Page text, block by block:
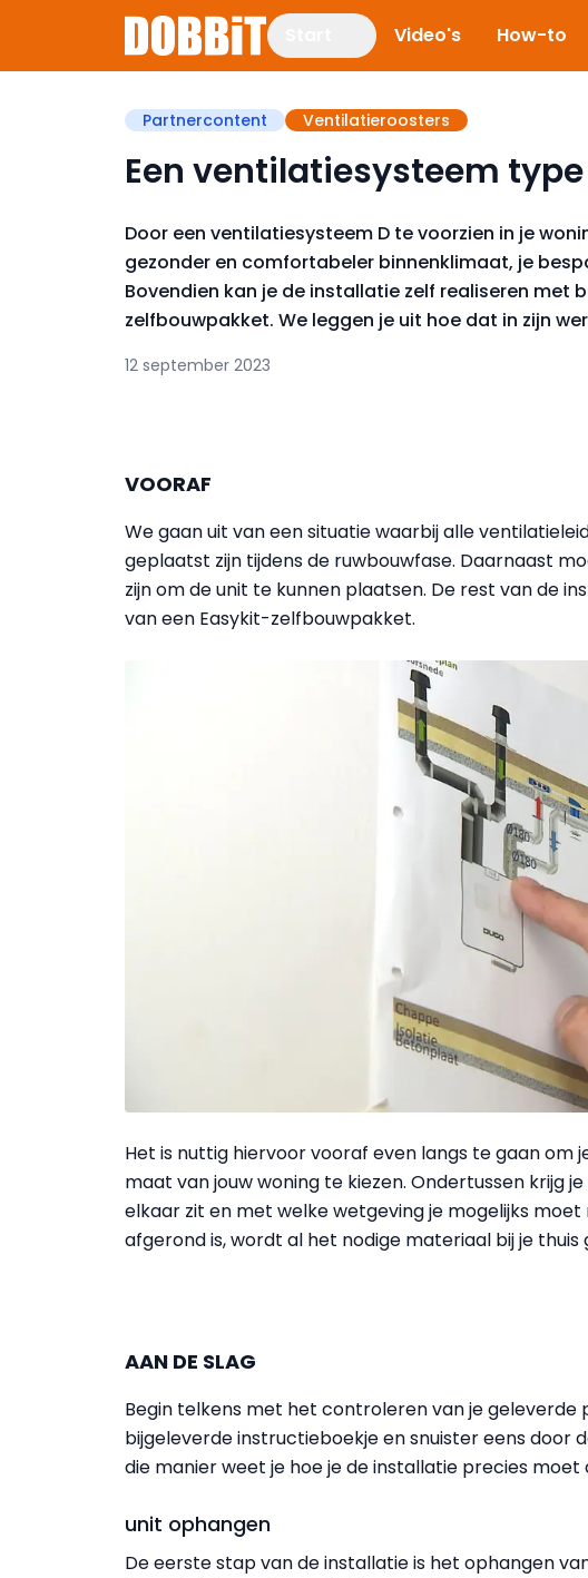
Video's How-to
Partnercontent Ventilatieroosters
Een ventilatiesysteem
Door een ventilatiesysteem D te voorzien in je
gezonder en comfortabeler binnenklimaat, je
Bovendien kan je de installatie zelf realiseren met
zelfbouwpakket. We leggen je uit hoe dat in zijn
12 september 2023
VOORAF
We gaan uit van een situatie waarbij alle
geplaatst zijn tijdens de ruwbouwfase. Daarnaast
zijn om de unit te kunnen plaatsen. De rest van de
van een Easykit-zelfbouwpakket.
Het is nuttig hiervoor vooraf even langs te gaan om
maat van jouw woning te kiezen. Ondertussen krijg
elkaar zit en met welke wetgeving je mogelijks moet
afgerond is, wordt al het nodige materiaal bij je thuis
AAN DE SLAG
Begin telkens met het controleren van je geleverde
bijgeleverde instructieboekjeen snuister eens door
die manier weet je hoe je de installatie precies moet
unit ophangen
De eerste stap van de installatie is het ophangen